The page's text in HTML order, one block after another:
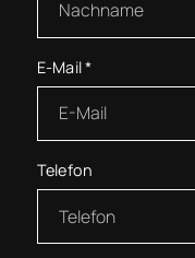
E-Mail*
Telefon